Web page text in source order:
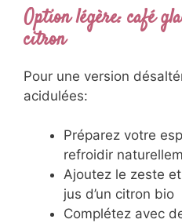
Option légère: café
citron
Pour une version
acidulées:
Préparez votre
refroidir
Ajoutez le zeste
jus d’un citron bio
Complétez avec